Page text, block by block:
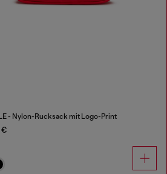
- Nylon-Rucksack mit Logo-Print
€